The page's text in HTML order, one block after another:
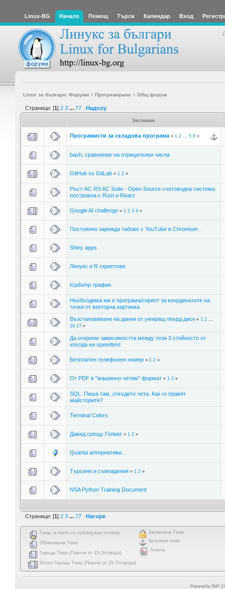
Linux-BG Начало Помощ Търси Календар Вход
Linux за българи: Форуми> Програмиране > Общ форум
Страници: [1] 2 3 ... 77 Надолу
Заглавие
Програмисти за складова програма « 1 2... 5 6»
bash, сравнение на отрицателни числа
GitHub vs GitLab « 1 2»
Ръст-АС RS AC Suite - Open Source счетоводна система
построена с Rust и React
Google AI challenge « 1 2 3 4»
Постоянно зарежда табове с YouTube в Chromium .
Shiny apps
Линукс и R скриптове
tcpdump трафик
Необходима ми е програма/скрипт за координатите на
точки от векторна картинка
Възстановяване на данни от умиращ твърд диск « 1 2...
16 17»
Да открием зависимостта между тези 3 стойносто от
изхода на speedtest
Безплатен телефонен номер « 1 2»
От PDF в "машинно четим" формат « 1 2»
SQL. Пиша там, откъдето чета. Как го правят
майсторите?
Terminal Colors
Давид срещу Голиат « 1 2»
Quanta алтернативи...
Търсене и съвпадения « 1 2»
NSA Python Training Document
Страници: [1] 2 3 ... 77 Нагоре
Тема, в която си публикувал отговор
Обикновена Тема
Гореща Тема (Повече от 15 Отговора)
Много Гореща Тема (Повече от 25 Отговора)
Заключена Тема
Залепени теми
Анкета
Powered by SMF